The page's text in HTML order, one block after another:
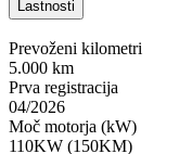
Lastnosti
Prevoženi kilometri
5.000 km
Prva registracija
04/2026
Moč motorja (kW)
110KW (150KM)